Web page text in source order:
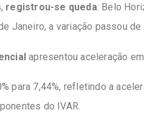
registrou-se queda: Belo
Janeiro, a variação passou de
apresentou aceleração
para 7,44%, refletindo a
do IVAR.